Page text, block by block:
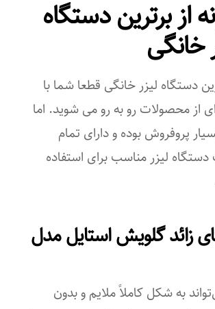
از برترین دستگاه
خانگی
دستگاه لیزر خانگی قطعا شما با
از محصولات رو به رو می شوید. اما
پروفروش بوده و دارای تمام
لیزر مناسب برای استفاده
زائد گلویش استایل مدل
به شکل کاملاً ملایم و بدون